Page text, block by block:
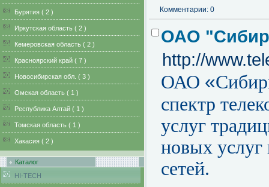
Бурятия ( 2 )
Иркутская область ( 2 )
Кемеровская область ( 2 )
Красноярский край ( 7 )
Новосибирская обл. ( 3 )
Омская область ( 1 )
Республика Алтай ( 1 )
Томская область ( 1 )
Хакасия ( 2 )
Каталог
HI-TECH
Комментарии: 0
ОАО
http://
ОАО «
спектр
услуг
новых услуг
сетей.